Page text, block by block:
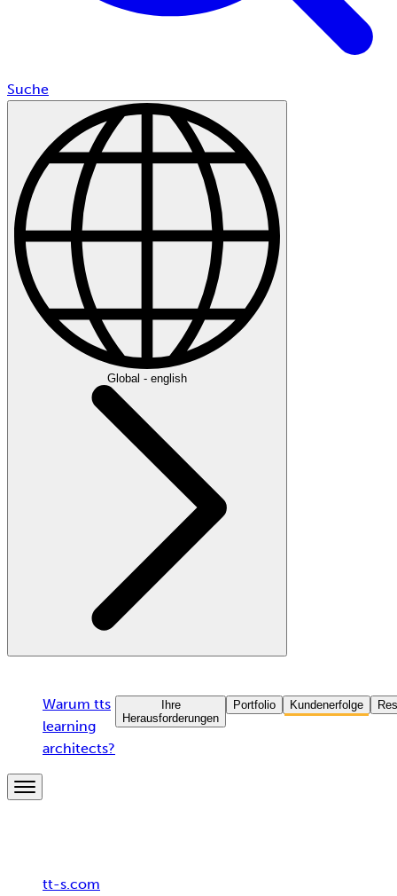
Suche
Global - english
Warum tts
learning
architects?
Ihre
Herausforderungen
Portfolio Kundenerfolge
tt-s.com